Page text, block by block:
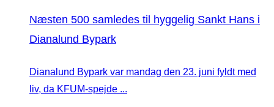
Næsten 500 samledes til hyggelig Sankt Hans i
Dianalund Bypark
Dianalund Bypark var mandag den 23. juni fyldt med
liv, da KFUM-spejde ...